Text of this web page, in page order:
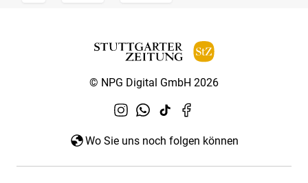
© NPG Digital GmbH 2026
Wo Sie uns noch folgen können